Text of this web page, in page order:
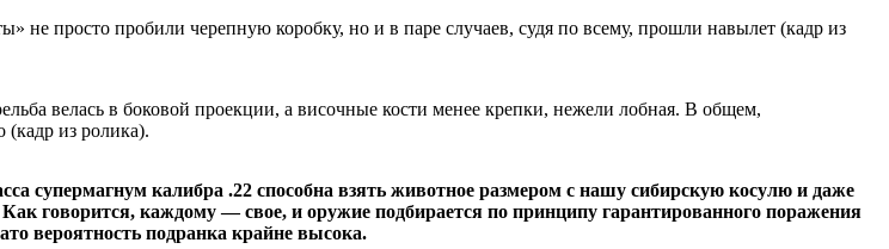
не просто пробили черепную коробку, но и в паре случаев, судя по всему, прошли навылет (кадр из
велась в боковой проекции, а височные кости менее крепки, нежели лобная. В общем,
(кадр из ролика).
калибра .22 способна взять животное размером с нашу сибирскую косулю и даже
говорится, каждому — свое, и оружие подбирается по принципу гарантированного поражения
вероятность подранка крайне высока.